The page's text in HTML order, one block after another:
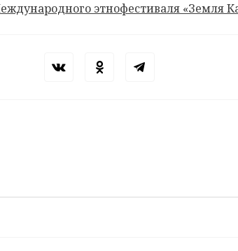
этнофестиваля «Земля